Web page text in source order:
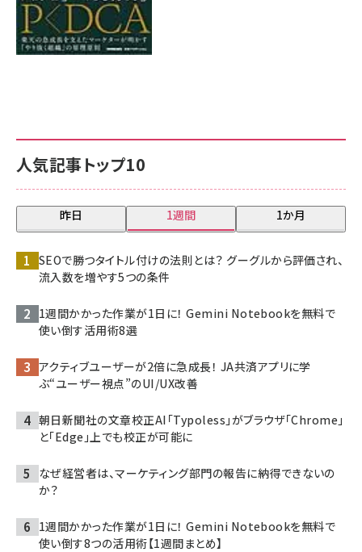
人気記事トップ10
昨日 1週間 1か月
SEOで勝つタイトル付けの法則とは？ グーグルから評価され、
流入数を増やす5つの条件
1週間かかった作業が1日に！ Gemini Notebookを無料で
使い倒す活用術8選
アクティブユーザーが2倍に急成長！ JA共済アプリに学
ぶ“ユーザー視点”のUI/UX改善
朝日新聞社の文章校正AI「Typoless」がブラウザ「Chrome」
と「Edge」上でも校正が可能に
なぜ経営者は、マーケティング部門の報告に納得できないの
か？
1週間かかった作業が1日に！ Gemini Notebookを無料で
使い倒す8つの活用術【1週間まとめ】